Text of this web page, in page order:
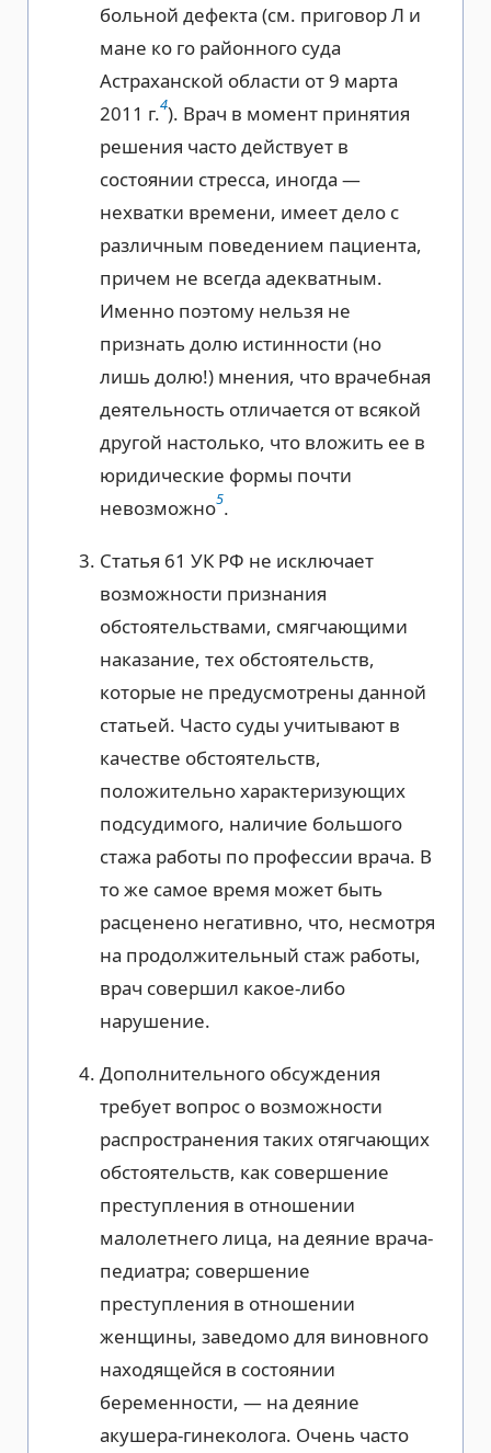
больной дефекта (см. приговор Л и
мане ко го районного суда
Астраханской области от 9 марта
2011 г.4). Врач в момент принятия
решения часто действует в
состоянии стресса, иногда —
нехватки времени, имеет дело с
различным поведением пациента,
причем не всегда адекватным.
Именно поэтому нельзя не
признать долю истинности (но
лишь долю!) мнения, что врачебная
деятельность отличается от всякой
другой настолько, что вложить ее в
юридические формы почти
невозможно5.
Статья 61 УК РФ не исключает
возможности признания
обстоятельствами, смягчающими
наказание, тех обстоятельств,
которые не предусмотрены данной
статьей. Часто суды учитывают в
качестве обстоятельств,
положительно характеризующих
подсудимого, наличие большого
стажа работы по профессии врача. В
то же самое время может быть
расценено негативно, что, несмотря
на продолжительный стаж работы,
врач совершил какое-либо
нарушение.
Дополнительного обсуждения
требует вопрос о возможности
распространения таких отягчающих
обстоятельств, как совершение
преступления в отношении
малолетнего лица, на деяние врача-
педиатра; совершение
преступления в отношении
женщины, заведомо для виновного
находящейся в состоянии
беременности, — на деяние
акушера-гинеколога. Очень часто